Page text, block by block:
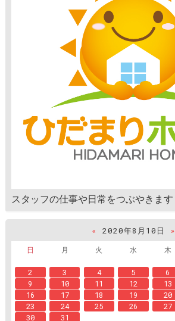
スタッフの仕事や日常をつぶやきます
« 2020年8月10日
»
日
月 火 水 木
2
3 4 5 6
9
10 11 12 13
16
17 18 19 20
23
24 25 26 27
30
31